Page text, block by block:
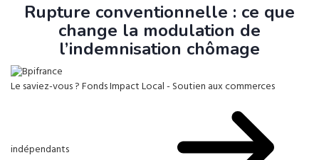
Rupture conventionnelle : ce que
change la modulation de
l’indemnisation chômage
Le saviez-vous ?Fonds Impact Local - Soutien aux commerces
indépendants